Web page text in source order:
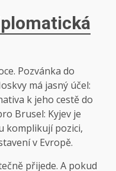
Pozvánka do
má jasný účel:
k jeho cestě do
Brusel: Kyjev je
komplikují pozici,
v Evropě.
přijede. A pokud